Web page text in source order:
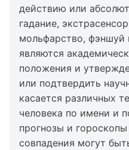
действию или
гадание,
мольфарство, фэншуй
являются
положения и
или подтвердить
касается различных
человека по имени и
прогнозы и
совпадения могут